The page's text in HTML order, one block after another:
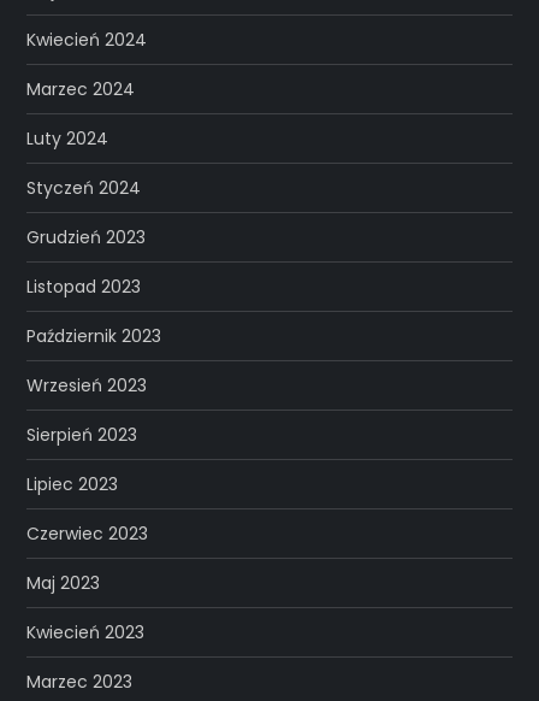
Kwiecień 2024
Marzec 2024
Luty 2024
Styczeń 2024
Grudzień 2023
Listopad 2023
Październik 2023
Wrzesień 2023
Sierpień 2023
Lipiec 2023
Czerwiec 2023
Maj 2023
Kwiecień 2023
Marzec 2023